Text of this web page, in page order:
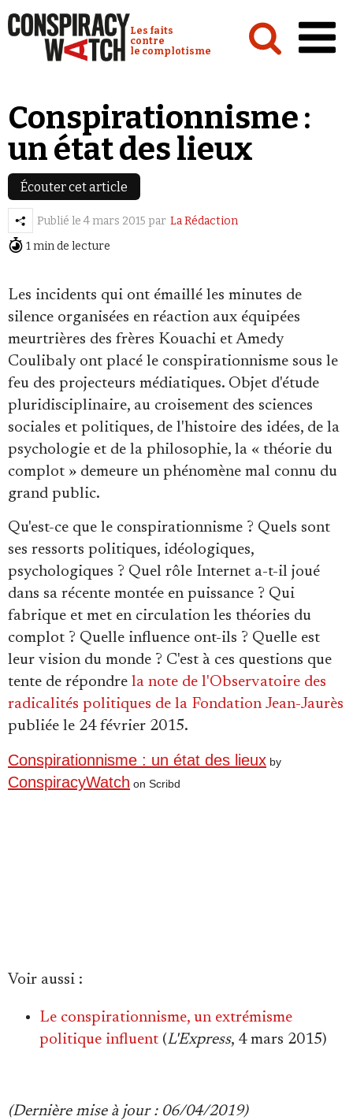
Conspiracy Watch :
Les faits
contre
le complotisme
Analyses
Conspipédia
Vidéos
Émissions
Revues de presse
Newsletter
Faire un don
Demander à Vera
Se connecter
Conspirationnisme :
un état des lieux
Écouter cet article
Publié le 4 mars 2015 par La Rédaction
1 min de lecture
Les incidents qui ont émaillé les minutes de
silence organisées en réaction aux équipées
meurtrières des frères Kouachi et Amedy
Coulibaly ont placé le conspirationnisme sous le
feu des projecteurs médiatiques. Objet d'étude
pluridisciplinaire, au croisement des sciences
sociales et politiques, de l'histoire des idées, de la
psychologie et de la philosophie, la « théorie du
complot » demeure un phénomène mal connu du
grand public.
Qu'est-ce que le conspirationnisme ? Quels sont
ses ressorts politiques, idéologiques,
psychologiques ? Quel rôle Internet a-t-il joué
dans sa récente montée en puissance ? Qui
fabrique et met en circulation les théories du
complot ? Quelle influence ont-ils ? Quelle est
leur vision du monde ? C'est à ces questions que
tente de répondre la note de l'Observatoire des
radicalités politiques de la Fondation Jean-Jaurès
publiée le 24 février 2015.
Conspirationnisme : un état des lieux by
ConspiracyWatch on Scribd
Voir aussi :
Le conspirationnisme, un extrémisme
politique influent (L'Express, 4 mars 2015)
(Dernière mise à jour : 06/04/2019)